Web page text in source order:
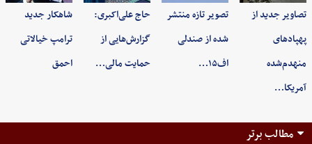
تصاویر جدید از
پهپادهای
منهدم‌شده
آمریکا…
تصویر تازه منتشر
شده از صندلی
اف۱۵…
حاج علی‌اکبری:
گزارش‌هایی از
حمایت مالی…
شاهکار جدید
ترامپ خیالاتی
احمق
مطالب برتر